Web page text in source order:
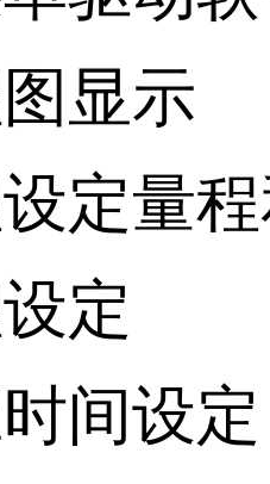
显示
定量
定
间设定